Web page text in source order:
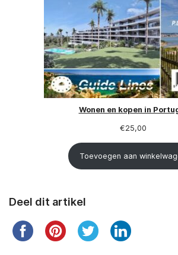
Wonen en kopen in
€25,00
Toevoegen aan
Deel dit artikel